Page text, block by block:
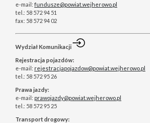
e-mail: fundusze@powiat.wejherowo.pl
tel.: 58 572 94 51
fax: 58 572 94 02
Wydział Komunikacji
Rejestracja pojazdów:
e-mail: rejestracjapojazdow@powiat.wejherowo.pl
tel.: 58 572 95 26
Prawa jazdy:
e-mail: prawojazdy@powiat.wejherowo.pl
tel.: 58 572 95 25
Transport drogowy: